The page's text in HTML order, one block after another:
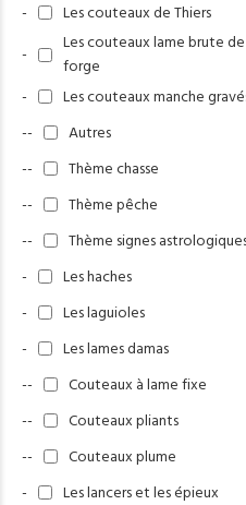
-
Les couteaux de Thiers
-
Les couteaux lame brute de
forge
-
Les couteaux manche
--
Autres
--
Thème chasse
--
Thème pêche
--
Thème signes
-
Les haches
-
Les laguioles
-
Les lames damas
--
Couteaux à lame fixe
--
Couteaux pliants
--
Couteaux plume
-
Les lancers et les épieux